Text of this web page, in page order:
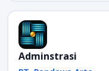
Adminstrasi